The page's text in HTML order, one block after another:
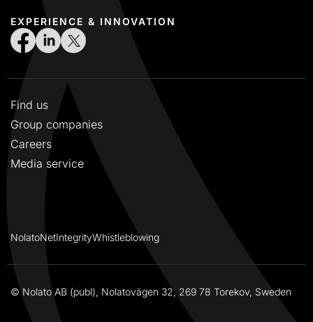
EXPERIENCE & INNOVATION
Find us
Group companies
Careers
Media service
NolatoNetIntegrityWhistleblowing
© Nolato AB (publ), Nolatovägen 32, 269 78 Torekov, Sweden